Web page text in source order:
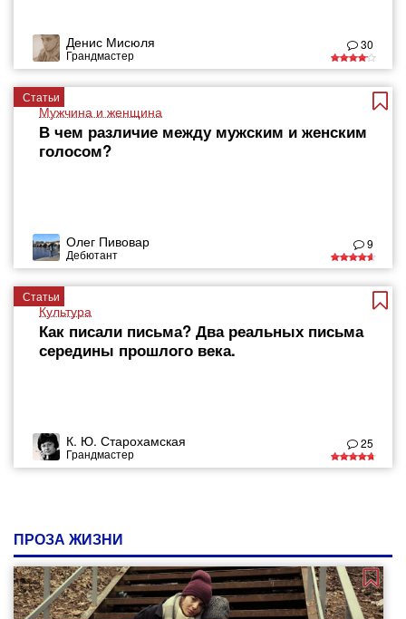
Денис Мисюля
Грандмастер
30
Статьи
Мужчина и женщина
В чем различие между мужским и женским
голосом?
Олег Пивовар
Дебютант
9
Статьи
Культура
Как писали письма? Два реальных письма
середины прошлого века.
К. Ю. Старохамская
Грандмастер
25
ПРОЗА ЖИЗНИ